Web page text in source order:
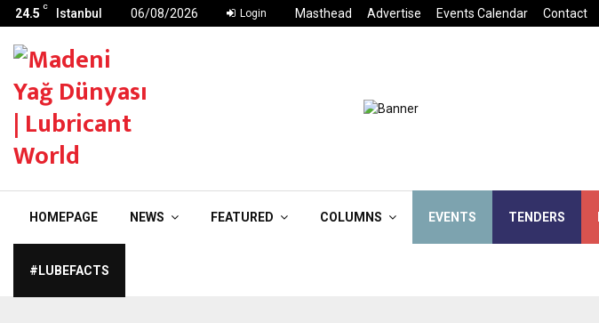
24.5 C Istanbul 06/08/2026 Login Masthead Advertise Events Calendar Contact
HOMEPAGE NEWS FEATURED COLUMNS EVENTS TENDERS
#LUBEFACTS